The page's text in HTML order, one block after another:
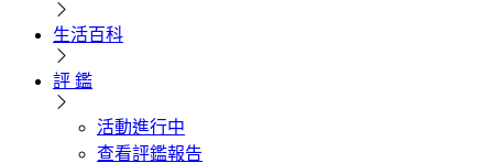
生活百科
評 鑑
活動進行中
查看評鑑報告